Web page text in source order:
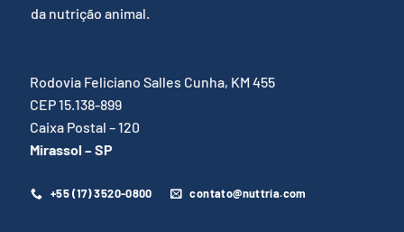
da nutrição animal.
Rodovia Feliciano Salles Cunha, KM 455
CEP 15.138-899
Caixa Postal – 120
Mirassol – SP
+55 (17) 3520-0800 contato@nuttria.com